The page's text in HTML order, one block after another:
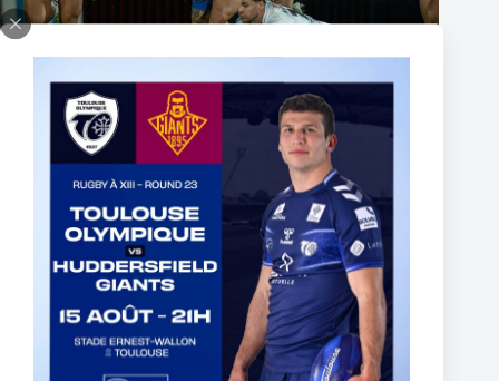
The End of Reubenn Rennie’s Olympian Journey
6 August 2026